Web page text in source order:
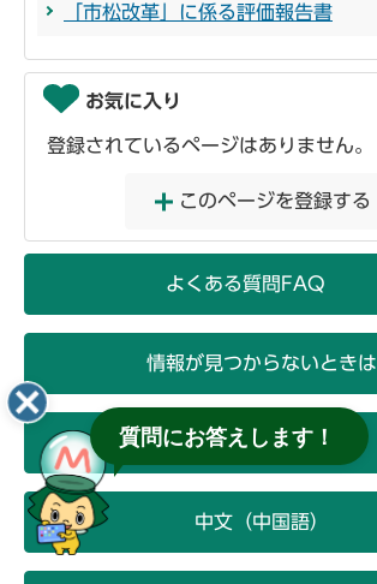
「市松改革」に係る評価報告書
お気に入り
登録されているページはありません。
このページを登録する
よくある質問FAQ
情報が見つからないときは
English（英語）
中文（中国語）
質問にお答えします！